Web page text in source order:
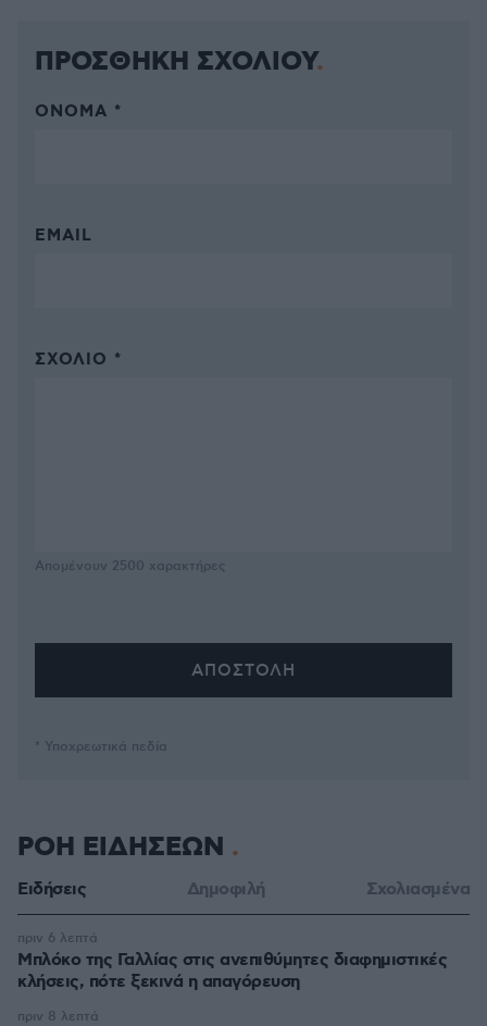
ΠΡΟΣΘΗΚΗ ΣΧΟΛΙΟΥ
ΌΝΟΜΑ *
EMAIL
ΣΧΌΛΙΟ *
Απομένουν 2500 χαρακτήρες
* Υποχρεωτικά πεδία
ΡΟΗ ΕΙΔΗΣΕΩΝ
Ειδήσεις Δημοφιλή Σχολιασμένα
Μπλόκο της Γαλλίας στις ανεπιθύμητες διαφημιστικές
κλήσεις, πότε ξεκινά η απαγόρευση
πριν 6 λεπτά
πριν 8 λεπτά